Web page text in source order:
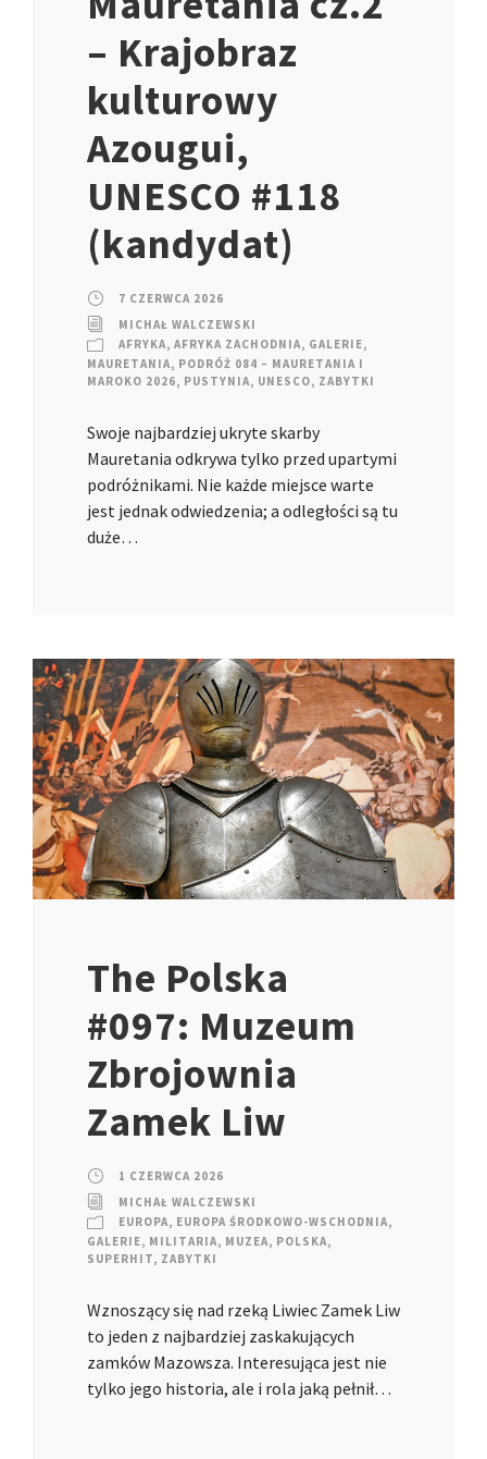
– Krajobraz
kulturowy
Azougui,
UNESCO #118
(kandydat)
7 CZERWCA 2026
MICHAŁ WALCZEWSKI
AFRYKA, AFRYKA ZACHODNIA, GALERIE,
MAURETANIA, PODRÓŻ 084 – MAURETANIA I
MAROKO 2026, PUSTYNIA, UNESCO, ZABYTKI
Swoje najbardziej ukryte skarby
Mauretania odkrywa tylko przed upartymi
podróżnikami. Nie każde miejsce warte
jest jednak odwiedzenia; a odległości są tu
duże…
The Polska
#097: Muzeum
Zbrojownia
Zamek Liw
1 CZERWCA 2026
MICHAŁ WALCZEWSKI
EUROPA, EUROPA ŚRODKOWO-WSCHODNIA,
GALERIE, MILITARIA, MUZEA, POLSKA,
SUPERHIT, ZABYTKI
Wznoszący się nad rzeką Liwiec Zamek Liw
to jeden z najbardziej zaskakujących
zamków Mazowsza. Interesująca jest nie
tylko jego historia, ale i rola jaką pełnił…